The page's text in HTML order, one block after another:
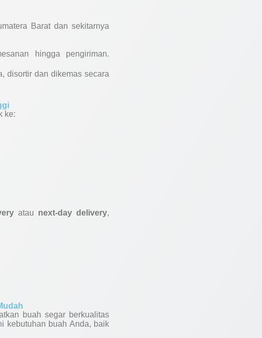
Barat dan sekitarnya
hingga pengiriman.
disortir dan dikemas secara
ke:
atau next-day delivery,
buah segar berkualitas
kebutuhan buah Anda, baik